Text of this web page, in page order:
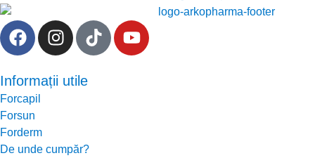
Informații utile
Forcapil
Forsun
Forderm
De unde cumpăr?